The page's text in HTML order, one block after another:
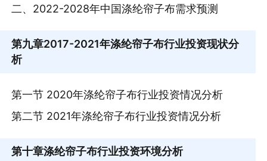
二、2022-2028年中国涤纶帘子布需求预测
第九章2017-2021年涤纶帘子布行业投资现状分
析
第一节 2020年涤纶帘子布行业投资情况分析
第二节 2021年涤纶帘子布行业投资情况分析
第十章涤纶帘子布行业投资环境分析